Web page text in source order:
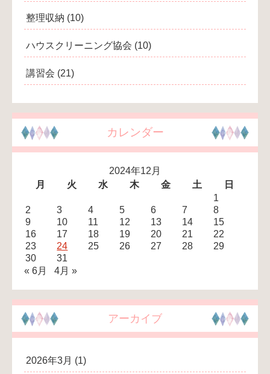
整理収納 (10)
ハウスクリーニング協会 (10)
講習会 (21)
カレンダー
2024年12月
月
火 水 木 金 土
日
1
2
3 4 5 6 7
8
9
10 11 12 13 14
15
16
17 18 19 20 21
22
23
24 25 26 27 28
29
30
31
« 6月
4月 »
アーカイブ
2026年3月 (1)